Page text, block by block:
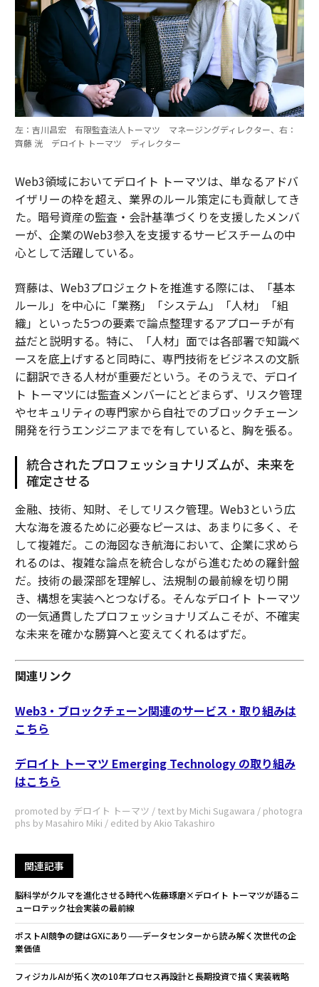
左：吉川昌宏 有限監査法人トーマツ マネージングディレクター、右：
齊藤 洸 デロイト トーマツ ディレクター
Web3領域においてデロイト トーマツは、単なるアドバ
イザリーの枠を超え、業界のルール策定にも貢献してき
た。暗号資産の監査・会計基準づくりを支援したメンバ
ーが、企業のWeb3参入を支援するサービスチームの中
心として活躍している。
齊藤は、Web3プロジェクトを推進する際には、「基本
ルール」を中心に「業務」「システム」「人材」「組
織」といった5つの要素で論点整理するアプローチが有
益だと説明する。特に、「人材」面では各部署で知識ベ
ースを底上げすると同時に、専門技術をビジネスの文脈
に翻訳できる人材が重要だという。そのうえで、デロイ
ト トーマツには監査メンバーにとどまらず、リスク管理
やセキュリティの専門家から自社でのブロックチェーン
開発を行うエンジニアまでを有していると、胸を張る。
統合されたプロフェッショナリズムが、未来を
確定させる
金融、技術、知財、そしてリスク管理。Web3という広
大な海を渡るために必要なピースは、あまりに多く、そ
して複雑だ。この海図なき航海において、企業に求めら
れるのは、複雑な論点を統合しながら進むための羅針盤
だ。技術の最深部を理解し、法規制の最前線を切り開
き、構想を実装へとつなげる。そんなデロイト トーマツ
の一気通貫したプロフェッショナリズムこそが、不確実
な未来を確かな勝算へと変えてくれるはずだ。
関連リンク
Web3・ブロックチェーン関連のサービス・取り組みは
こちら
デロイト トーマツ Emerging Technology の取り組み
はこちら
promoted by デロイト トーマツ / text by Michi Sugawara / photogra
phs by Masahiro Miki / edited by Akio Takashiro
関連記事
脳科学がクルマを進化させる時代へ――佐藤琢磨×デロイト トーマツが語るニ
ューロテック社会実装の最前線
ポストAI競争の鍵はGXにあり——データセンターから読み解く次世代の企
業価値
フィジカルAIが拓く次の10年――プロセス再設計と長期投資で描く実装戦略